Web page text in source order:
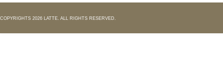
COPYRIGHTS 2026 LATTE. ALL RIGHTS RESERVED.